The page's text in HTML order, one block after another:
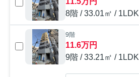
8階 / 33.01㎡ / 1LDK
9階
11.6万円
9階 / 33.21㎡ / 1LDK